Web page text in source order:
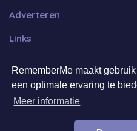
RememberMe maakt
een optimale ervaring te
Meer informatie
Adverteren
Links
Algemene voorwaarden